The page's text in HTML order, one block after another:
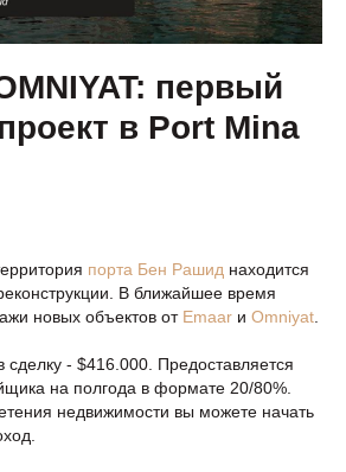
первый
в Port Mina
порта Бен Рашид находится
В ближайшее время
новых объектов от Emaar и Omniyat
- $416.000. Предоставляется
на полгода в формате 20/80%.
недвижимости вы можете начать